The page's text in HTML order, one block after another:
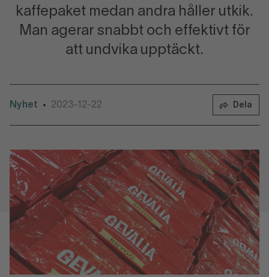
kaffepaket medan andra håller utkik.
Man agerar snabbt och effektivt för
att undvika upptäckt.
Nyhet • 2023-12-22 Dela